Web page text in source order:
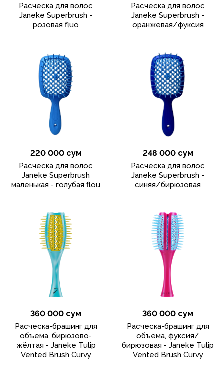
Расческа для волос
Janeke Superbrush -
розовая fluo
Расческа для волос
Janeke Superbrush -
оранжевая/фуксия
220 000 сум
Расческа для волос
Janeke Superbrush
маленькая - голубая flou
248 000 сум
Расческа для волос
Janeke Superbrush -
синяя/бирюзовая
360 000 сум
Расческа-брашинг для
объема, бирюзово-
жёлтая - Janeke Tulip
Vented Brush Curvy
360 000 сум
Расческа-брашинг для
объема, фуксия/
бирюзовая - Janeke Tulip
Vented Brush Curvy